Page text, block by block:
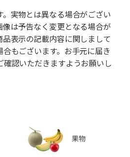
実物とは異なる場合がござい
は予告なく変更となる場合が
品表示の記載内容に関しまして
もございます。お手元に届き
確認いただきますようお願いし